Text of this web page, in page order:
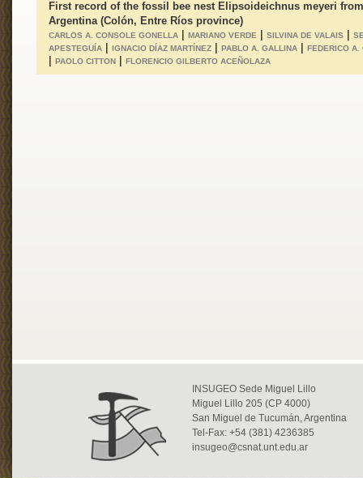
First record of the fossil bee nest Elipsoideichnus meyeri from
Argentina (Colón, Entre Ríos province)
CARLOS A. CONSOLE GONELLA | MARIANO VERDE | SILVINA DE VALAIS |
APESTEGUÍA | IGNACIO DÍAZ MARTÍNEZ | PABLO A. GALLINA | FEDERICO A.
| PAOLO CITTON | FLORENCIO GILBERTO ACEÑOLAZA
INSUGEO Sede Miguel Lillo
Miguel Lillo 205 (CP 4000)
San Miguel de Tucumán, Argentina
Tel-Fax: +54 (381) 4236385
insugeo@csnat.unt.edu.ar